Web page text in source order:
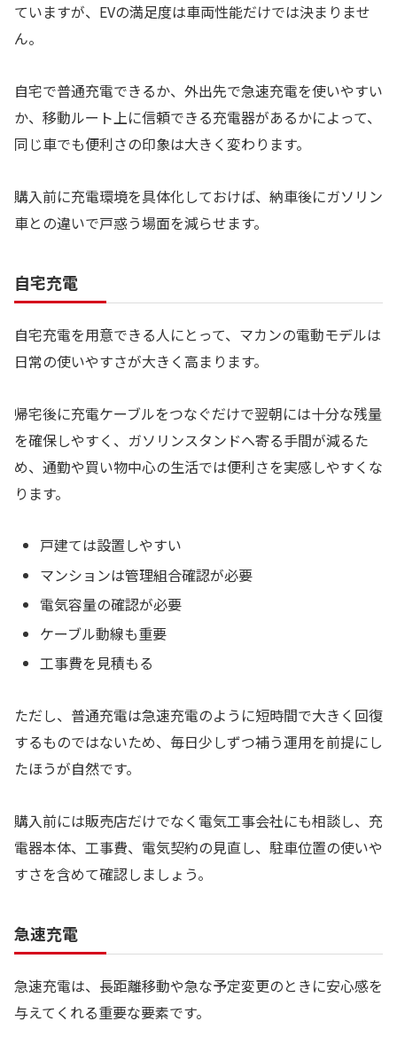
ていますが、EVの満足度は車両性能だけでは決まりませ
ん。
自宅で普通充電できるか、外出先で急速充電を使いやすい
か、移動ルート上に信頼できる充電器があるかによって、
同じ車でも便利さの印象は大きく変わります。
購入前に充電環境を具体化しておけば、納車後にガソリン
車との違いで戸惑う場面を減らせます。
自宅充電
自宅充電を用意できる人にとって、マカンの電動モデルは
日常の使いやすさが大きく高まります。
帰宅後に充電ケーブルをつなぐだけで翌朝には十分な残量
を確保しやすく、ガソリンスタンドへ寄る手間が減るた
め、通勤や買い物中心の生活では便利さを実感しやすくな
ります。
戸建ては設置しやすい
マンションは管理組合確認が必要
電気容量の確認が必要
ケーブル動線も重要
工事費を見積もる
ただし、普通充電は急速充電のように短時間で大きく回復
するものではないため、毎日少しずつ補う運用を前提にし
たほうが自然です。
購入前には販売店だけでなく電気工事会社にも相談し、充
電器本体、工事費、電気契約の見直し、駐車位置の使いや
すさを含めて確認しましょう。
急速充電
急速充電は、長距離移動や急な予定変更のときに安心感を
与えてくれる重要な要素です。